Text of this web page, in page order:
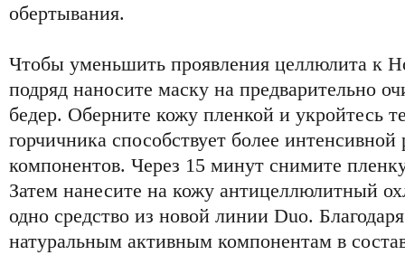
обертывания.
Чтобы уменьшить проявления целлюлита к
подряд наносите маску на предварительно
бедер. Оберните кожу пленкой и укройтесь
горчичника способствует более
компонентов. Через 15 минут снимите
Затем нанесите на кожу антицеллюлитный
одно средство из новой линии Duo.
натуральным активным компонентам в